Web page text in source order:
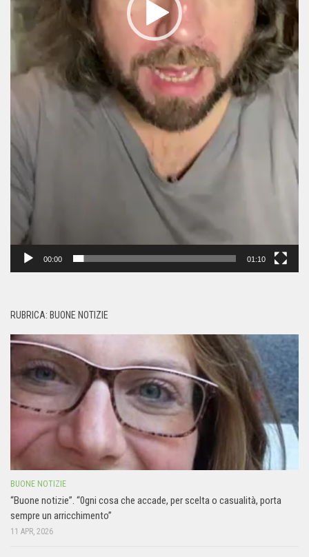
00:00 01:10
RUBRICA: BUONE NOTIZIE
BUONE NOTIZIE
“Buone notizie”. “0gni cosa che accade, per scelta o casualità, porta
sempre un arricchimento”
11 APR, 2026